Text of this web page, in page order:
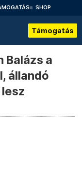
SHOP
Támogatás
Balázs a
állandó